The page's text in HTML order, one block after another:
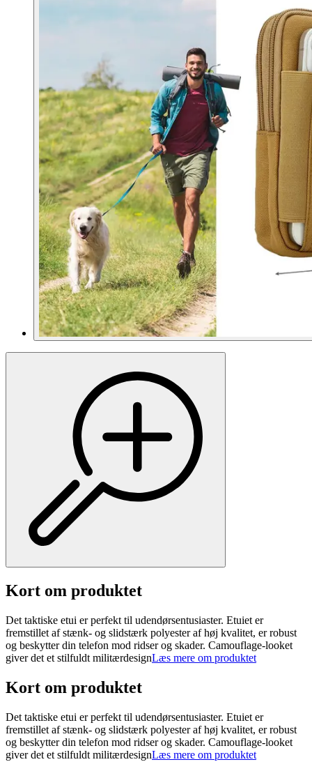
Kort om produktet
Det taktiske etui er perfekt til udendørsentusiaster. Etuiet er
fremstillet af stænk- og slidstærk polyester af høj kvalitet, er robust
og beskytter din telefon mod ridser og skader. Camouflage-looket
giver det et stilfuldt militærdesignLæs mere om produktet
Kort om produktet
Det taktiske etui er perfekt til udendørsentusiaster. Etuiet er
fremstillet af stænk- og slidstærk polyester af høj kvalitet, er robust
og beskytter din telefon mod ridser og skader. Camouflage-looket
giver det et stilfuldt militærdesignLæs mere om produktet